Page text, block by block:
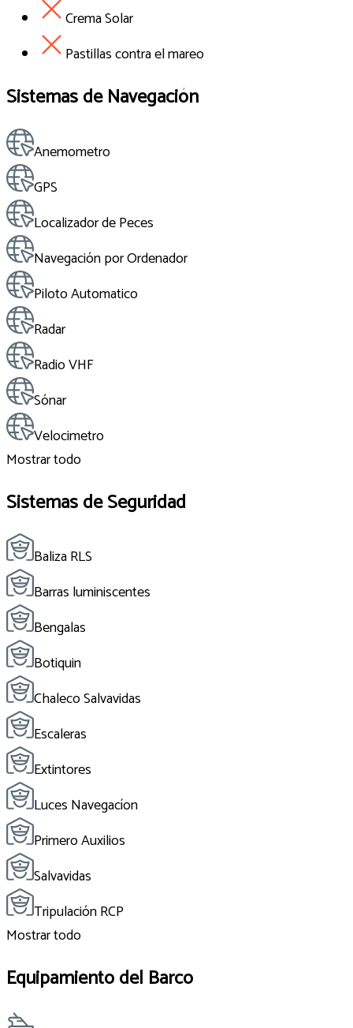
Crema Solar
Pastillas contra el mareo
Sistemas de Navegación
Anemometro
GPS
Localizador de Peces
Navegación por Ordenador
Piloto Automatico
Radar
Radio VHF
Sónar
Velocimetro
Mostrar todo
Sistemas de Seguridad
Baliza RLS
Barras luminiscentes
Bengalas
Botiquin
Chaleco Salvavidas
Escaleras
Extintores
Luces Navegacíon
Primero Auxilios
Salvavidas
Tripulación RCP
Mostrar todo
Equipamiento del Barco